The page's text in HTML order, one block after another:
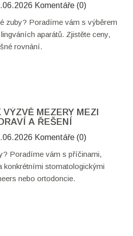
Komentáře (0)
zuby? Poradíme vám s výběrem
aparátů. Zjistěte ceny,
rovnání.
MEZERY MEZI
A ŘEŠENÍ
Komentáře (0)
Poradíme vám s příčinami,
konkrétními stomatologickými
nebo ortodoncie.